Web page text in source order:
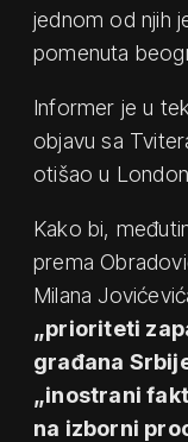
jednom od njih
pomenuta
Informer je u
objavu sa
otišao u
Kako bi,
prema
Milana
„prioriteti
građana
„inostrani
na izborni